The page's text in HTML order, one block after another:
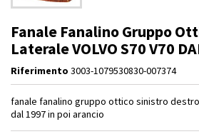
Fanale Fanalino Gruppo
Laterale VOLVO S70 V70
Riferimento 3003-1079530830-007374
fanale fanalino gruppo ottico sinistro
dal 1997 in poi arancio